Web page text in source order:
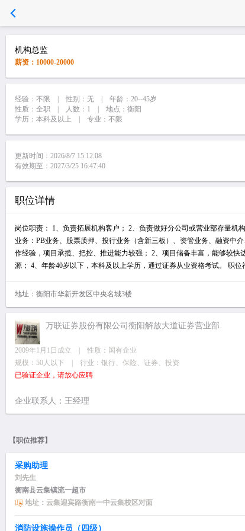
机构总监
薪资：10000-20000
经验：不限 | 性别：无 | 年龄：20--45岁
性质：全职 | 人数：1 | 地点：衡阳
学历：本科及以上 | 专业：不限
更新时间：2026/8/7 15:12:08
有效期至：2027/3/25 16:47:40
职位详情
岗位职责： 1、负责拓展机构客户； 2、负责做好分公司或营业部存量
业务：PB业务、股票质押、投行业务（含新三板）、资管业务、融资中
作经验，项目承揽、把控、推进能力较强； 2、项目储备丰富，能够较
源； 4、年龄40岁以下，本科及以上学历，通过证券从业资格考试。 职
地址：衡阳市华新开发区中央名城3楼
万联证券股份有限公司衡阳解放大道证券营业部
2009年1月1日成立 | 性质：国有企业
规模：50人以下 | 行业：银行、保险、证券、投资
已验证企业，请放心应聘
企业联系人：王经理
【职位推荐】
采购助理
刘先生
衡南县云集镇流一超市
地址：云集迎宾路衡南一中云集校区对面
消防设施操作员（四级）